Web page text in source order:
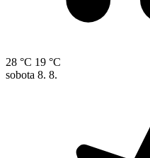
28 °C 19 °C
sobota 8. 8.